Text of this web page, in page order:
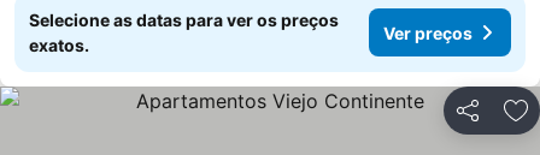
Selecione as datas para ver os preços
exatos.
Ver preços
Partilhar